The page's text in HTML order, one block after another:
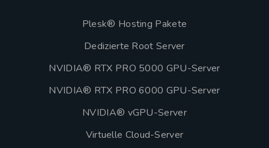
Plesk® Hosting Pakete
Dedizierte Root Server
NVIDIA® RTX PRO 5000 GPU-Server
NVIDIA® RTX PRO 6000 GPU-Server
NVIDIA® vGPU-Server
Virtuelle Cloud-Server